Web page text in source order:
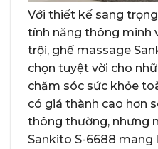
Với thiết kế sang
tính năng thông minh
trội, ghế massage
chọn tuyệt vời cho
chăm sóc sức khỏe
có giá thành cao hơn
thông thường, nhưng
Sankito S-6688 mang